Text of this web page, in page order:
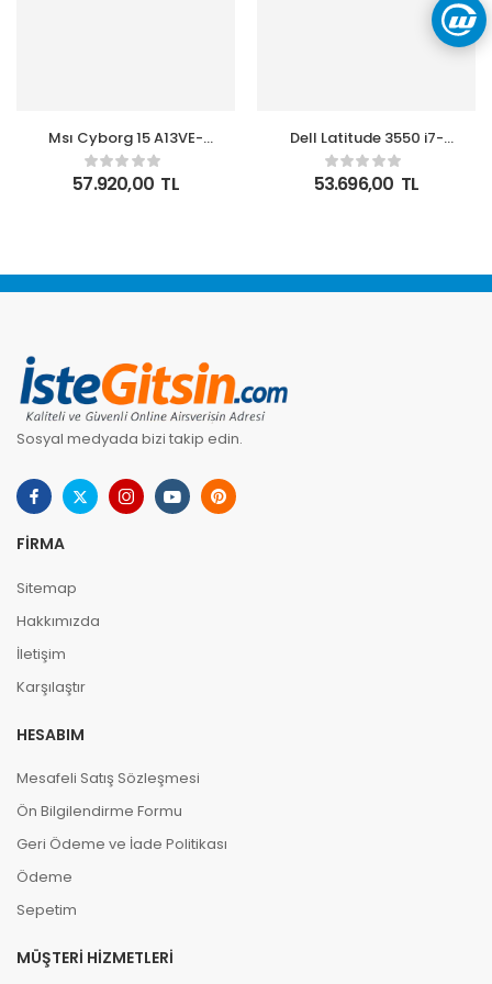
Msı Cyborg 15 A13VE-
1479XTR i7-13620H 16GB
512GB RTX4050 6GB
15.6 inç 144Hz Full HD
57.920,00 TL
Dell Latitude 3550 i7-
1355U 16GB 512GB 15.6″
FHD
N010L355015EMEA_VP_UBU
53.696,00 TL
Sosyal medyada bizi takip edin.
FIRMA
Sitemap
Hakkımızda
İletişim
Karşılaştır
HESABIM
Mesafeli Satış Sözleşmesi
Ön Bilgilendirme Formu
Geri Ödeme ve İade Politikası
Ödeme
Sepetim
MÜŞTERI HIZMETLERI